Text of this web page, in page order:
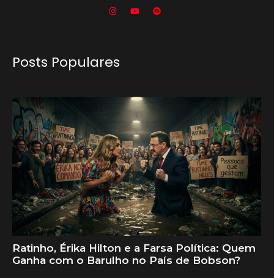
Posts Populares
Ratinho, Érika Hilton e a Farsa Política: Quem
Ganha com o Barulho no País de Bobson?